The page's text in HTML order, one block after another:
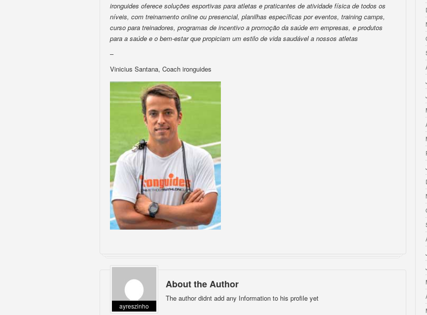
ironguides oferece soluções esportivas para atletas e praticantes de atividade física de todos os
níveis, com treinamento online ou presencial, planilhas específicas por eventos, training camps,
curso para treinadores, programas de incentivo a promoção da saúde em empresas, e produtos
para a saúde e o bem-estar que propiciam um estilo de vida saudável a nossos atletas
–
Vinicius Santana, Coach ironguides
ayreszinho
About the Author
The author didnt add any Information to his profile yet